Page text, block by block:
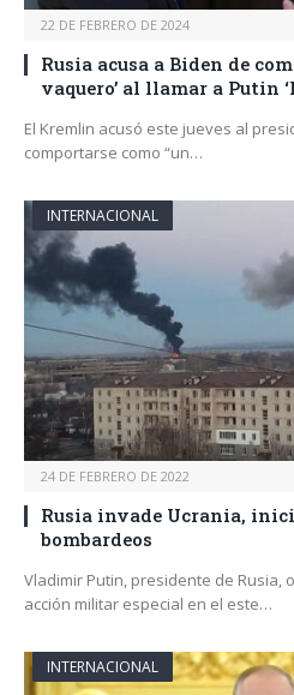
22 DE FEBRERO DE 2024
Rusia acusa a Biden de
vaquero’ al llamar a Putin
El Kremlin acusó este jueves al
comportarse como “un…
INTERNACIONAL
24 DE FEBRERO DE 2022
Rusia invade Ucrania,
bombardeos
Vladimir Putin, presidente de Rusia,
acción militar especial en el este…
INTERNACIONAL